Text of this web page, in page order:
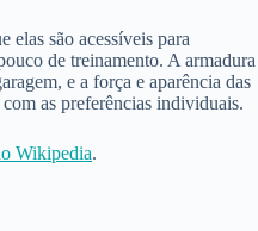
elas são acessíveis para
de treinamento. A armadura
e a força e aparência das
as preferências individuais.
Wikipedia.